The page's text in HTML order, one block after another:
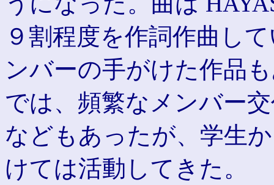
９割程度を作詞作曲し
ンバーの手がけた作品
では、頻繁なメンバー
などもあったが、学生
けては活動してきた。